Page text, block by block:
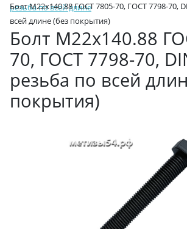
резьба по всей длине
Болт М22х140.88 ГОСТ 7805-70, ГОСТ 7798-70,
всей длине (без покрытия)
Болт М22х140.88
70, ГОСТ 7798-70,
резьба по всей
покрытия)